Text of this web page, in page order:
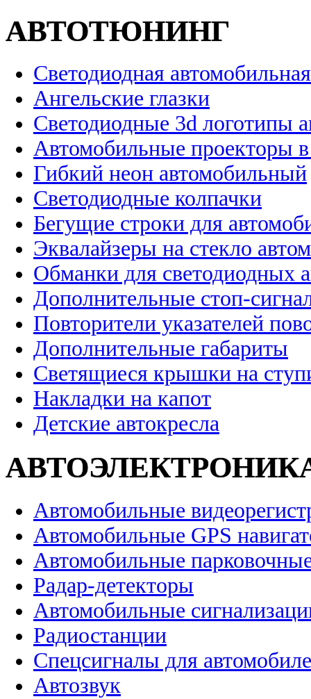
АВТОТЮНИНГ
Светодиодная
Ангельские глазки
Светодиодные 3d логотипы
Автомобильные проекторы
Гибкий неон автомобильный
Светодиодные колпачки
Бегущие строки для
Эквалайзеры на стекло
Обманки для светодиодных
Дополнительные стоп-
Повторители указателей
Дополнительные габариты
Светящиеся крышки на
Накладки на капот
Детские автокресла
Автомобильные
Автомобильные GPS
Автомобильные
Радар-детекторы
Автомобильные
Радиостанции
Спецсигналы для
Автозвук